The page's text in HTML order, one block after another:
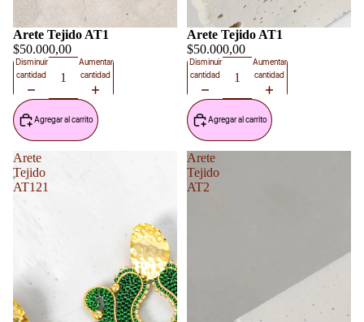
Arete Tejido AT1
$50.000,00
Disminuir
cantidad
Aumentar
cantidad
Agregar al carrito
Arete Tejido AT1
$50.000,00
Disminuir
cantidad
Aumentar
cantidad
Agregar al carrito
Arete
Tejido
AT121
Arete
Tejido
AT2